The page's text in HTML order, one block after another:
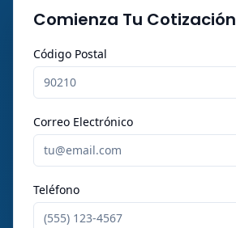
Comienza Tu Cotización
Código Postal
Correo Electrónico
Teléfono